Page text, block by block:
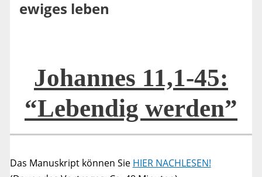
ewiges leben
Johannes 11,1-45:
“Lebendig werden”
Das Manuskript können Sie HIER NACHLESEN!